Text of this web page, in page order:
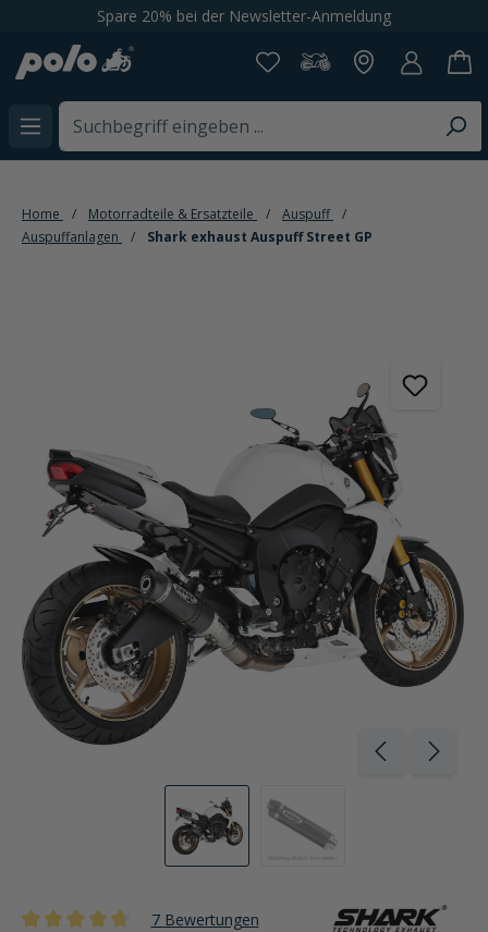
springenSpare 20% bei der Newsletter-Anmeldung
Home Motorradteile & Ersatzteile
Auspuff
Auspuffanlagen
Shark exhaust Auspuff Street GP
7 Bewertungen